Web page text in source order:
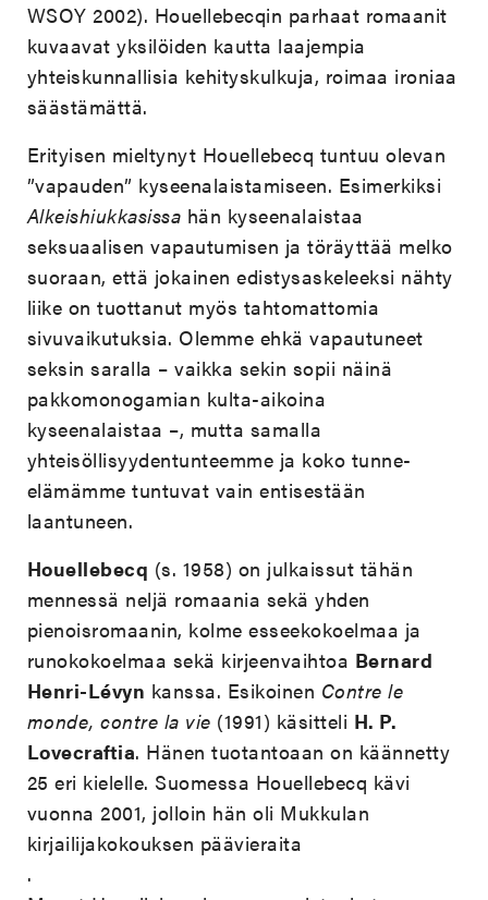
WSOY 2002). Houellebecqin parhaat romaanit
kuvaavat yksilöiden kautta laajempia
yhteiskunnallisia kehityskulkuja, roimaa ironiaa
säästämättä.
Erityisen mieltynyt Houellebecq tuntuu olevan
”vapauden” kyseenalaistamiseen. Esimerkiksi
Alkeishiukkasissa hän kyseenalaistaa
seksuaalisen vapautumisen ja töräyttää melko
suoraan, että jokainen edistysaskeleeksi nähty
liike on tuottanut myös tahtomattomia
sivuvaikutuksia. Olemme ehkä vapautuneet
seksin saralla – vaikka sekin sopii näinä
pakkomonogamian kulta-aikoina
kyseenalaistaa –, mutta samalla
yhteisöllisyydentunteemme ja koko tunne-
elämämme tuntuvat vain entisestään
laantuneen.
Houellebecq (s. 1958) on julkaissut tähän
mennessä neljä romaania sekä yhden
pienoisromaanin, kolme esseekokoelmaa ja
runokokoelmaa sekä kirjeenvaihtoa Bernard
Henri-Lévyn kanssa. Esikoinen Contre le
monde, contre la vie (1991) käsitteli H. P.
Lovecraftia. Hänen tuotantoaan on käännetty
25 eri kielelle. Suomessa Houellebecq kävi
vuonna 2001, jolloin hän oli Mukkulan
kirjailijakokouksen päävieraita
.